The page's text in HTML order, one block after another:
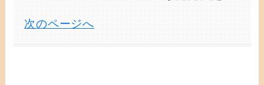
次のページへ